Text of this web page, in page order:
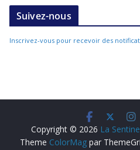
Suivez-nous
Inscrivez-vous pour recevoir des
Copyright © 2026 La
Theme ColorMag par